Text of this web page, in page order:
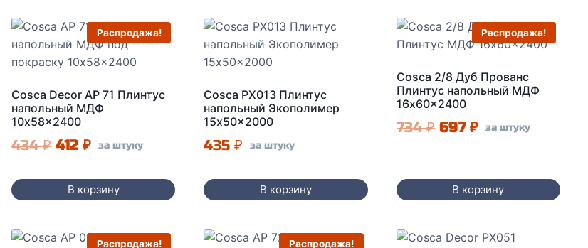
Распродажа!
Cosca Decor AP 71 Плинтус
напольный МДФ
10x58x2400
434₽ Первоначальная
составляла
412 ₽Текущая
412 ₽.
за штуку
В корзину
Cosca PX013 Плинтус
напольный Экополимер
15x50x2000
435₽ за штуку
В корзину
Распродажа!
Cosca 2/8 Дуб Прованс
Плинтус напольный МДФ
16x60x2400
734₽ Первоначальная
734 ₽.
697 ₽Текущая
за штуку
В корзину
Распродажа! Распродажа!